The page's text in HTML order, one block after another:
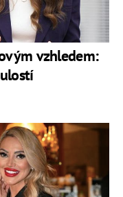
vzhledem: